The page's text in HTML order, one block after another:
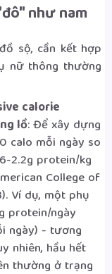
như nam
sộ, cần kết hợp
nữ thông thường
calorie
lồ: Để xây dựng
calo mỗi ngày so
2.2g protein/kg
College of
Ví dụ, một phụ
protein/ngày
ngày) - tương
nhiên, hầu hết
thường ở trạng